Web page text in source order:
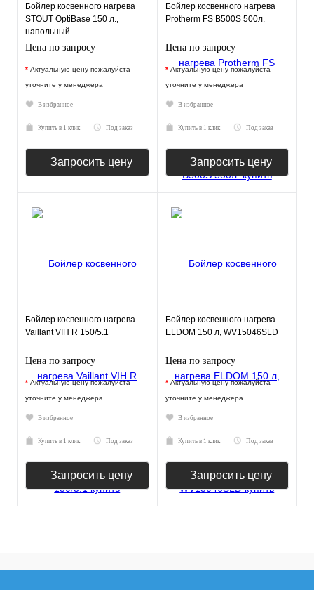
Бойлер косвенного нагрева
STOUT OptiBase 150 л.,
напольный
Цена по запросу
* Актуальную цену пожалуйста
уточните у менеджера
В избранное
Купить в 1 клик Под заказ
Запросить цену
Бойлер косвенного нагрева
Protherm FS B500S 500л.
Цена по запросу
* Актуальную цену пожалуйста
уточните у менеджера
В избранное
Купить в 1 клик Под заказ
Запросить цену
Бойлер косвенного нагрева
Vaillant VIH R 150/5.1
Цена по запросу
* Актуальную цену пожалуйста
уточните у менеджера
В избранное
Купить в 1 клик Под заказ
Запросить цену
Бойлер косвенного нагрева
ELDOM 150 л, WV15046SLD
Цена по запросу
* Актуальную цену пожалуйста
уточните у менеджера
В избранное
Купить в 1 клик Под заказ
Запросить цену